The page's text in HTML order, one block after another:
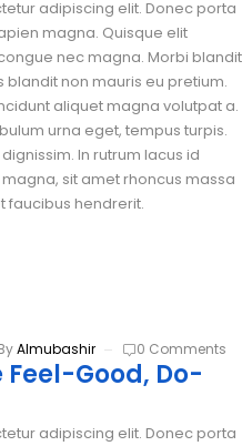
adipiscing elit. Donec porta
magna. Quisque elit
nec magna. Morbi blandit
non mauris eu pretium.
aliquet magna volutpat a.
urna eget, tempus turpis.
In rutrum lacus id
sit amet rhoncus massa
faucibus hendrerit.
Almubashir 0 Comments
Feel-Good, Do-
adipiscing elit. Donec porta